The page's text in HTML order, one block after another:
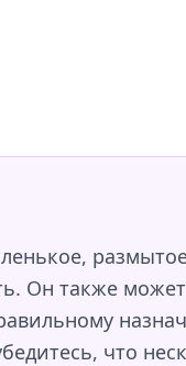
Он также может
что